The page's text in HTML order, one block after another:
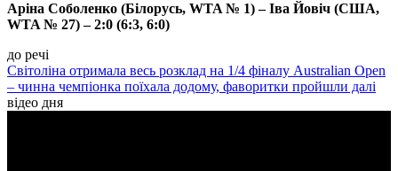
Аріна Соболенко (Білорусь, WTA № 1) – Іва Йовіч (США,
WTA № 27) – 2:0 (6:3, 6:0)
до речі
Світоліна отримала весь розклад на 1/4 фіналу Australian Open
– чинна чемпіонка поїхала додому, фаворитки пройшли далі
відео дня